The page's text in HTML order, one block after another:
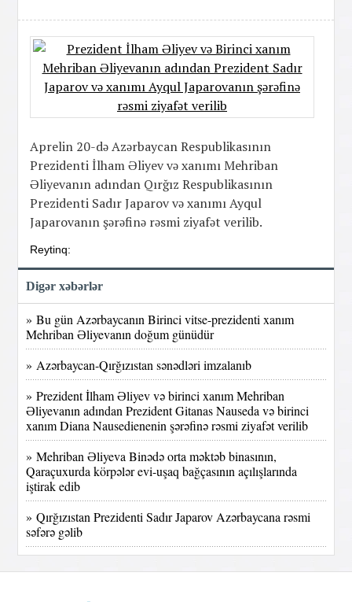
Aprelin 20-də Azərbaycan Respublikasının
Prezidenti İlham Əliyev və xanımı Mehriban
Əliyevanın adından Qırğız Respublikasının
Prezidenti Sadır Japarov və xanımı Ayqul
Japarovanın şərəfinə rəsmi ziyafət verilib.
Reytinq:
Digər xəbərlər
» Bu gün Azərbaycanın Birinci vitse-prezidenti xanım
Mehriban Əliyevanın doğum günüdür
» Azərbaycan-Qırğızıstan sənədləri imzalanıb
» Prezident İlham Əliyev və birinci xanım Mehriban
Əliyevanın adından Prezident Gitanas Nauseda və birinci
xanım Diana Nausedienenin şərəfinə rəsmi ziyafət verilib
» Mehriban Əliyeva Binədə orta məktəb binasının,
Qaraçuxurda körpələr evi-uşaq bağçasının açılışlarında
iştirak edib
» Qırğızıstan Prezidenti Sadır Japarov Azərbaycana rəsmi
səfərə gəlib